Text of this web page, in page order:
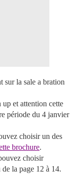
sur la sale a bration
up et attention cette
période du 4 janvier
choisir un des
brochure.
choisir
la page 12 à 14.